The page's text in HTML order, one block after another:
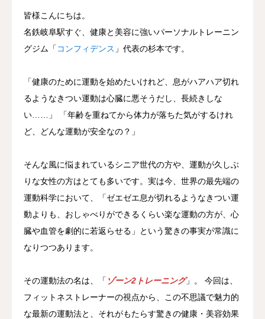
皆様こんにちは。
名鉄岐阜駅すぐ、健康と美容に強いパーソナルトレーニン
グジム「 コンフィデンス 」代表の杉本です。
「健康のために運動を始めたいけれど、息がハアハア切れ
るようなきつい運動は心臓に悪そうだし、長続きしな
い……」 「年齢を重ねてから体力が落ちた気がするけれ
ど、どんな運動が安全なの？」
そんな風に悩まれているシニア世代の方や、運動が久しぶ
りな女性の方はとても多いです。実は今、世界の最先端の
運動科学において、「ゼエゼエ息が切れるようなきつい運
動よりも、おしゃべりができるくらい楽な運動の方が、心
臓や血管を劇的に若返らせる」という驚きの事実が常識に
なりつつあります。
その運動法の名は、「 ゾーン2トレーニング」。 今回は、
フィットネストレーナーの視点から、この不思議で魅力的
な最新の運動法と、それがもたらす驚きの健康・美容効果